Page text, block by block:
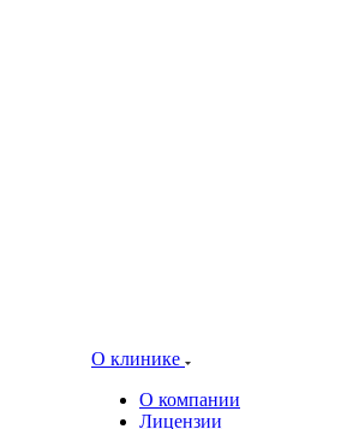
О клинике
О компании
Лицензии